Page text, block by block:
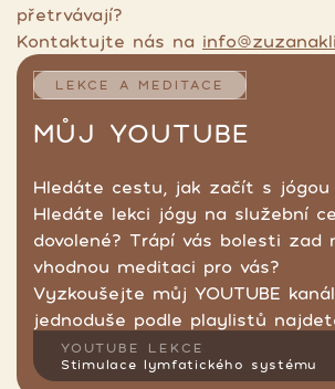
přetrvávají?
Kontaktujte nás na
LEKCE A MEDITACE
MŮJ YOUTUBE
Hledáte cestu, jak začít s jógou
Hledáte lekci jógy na služební
dovolené? Trápí vás bolesti zad
vhodnou meditaci pro vás?
Vyzkoušejte můj YOUTUBE
jednoduše podle playlistů
hledáte.
YOUTUBE LEKCE
Stimulace lymfatického systému